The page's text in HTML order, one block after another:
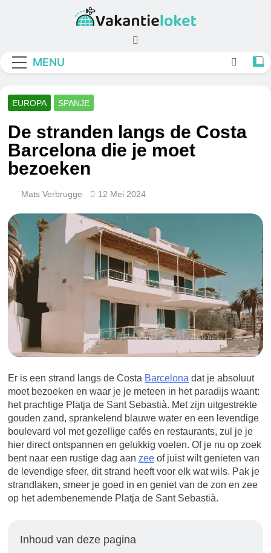
Vakantieloket
MENU
EUROPA SPANJE
De stranden langs de Costa
Barcelona die je moet
bezoeken
Mats Verbrugge 12 Mei 2024
Er is een strand langs de Costa Barcelona dat je absoluut
moet bezoeken en waar je je meteen in het paradijs waant:
het prachtige Platja de Sant Sebastià. Met zijn uitgestrekte
gouden zand, sprankelend blauwe water en een levendige
boulevard vol met gezellige cafés en restaurants, zul je je
hier direct ontspannen en gelukkig voelen. Of je nu op zoek
bent naar een rustige dag aan zee of juist wilt genieten van
de levendige sfeer, dit strand heeft voor elk wat wils. Pak je
strandlaken, smeer je goed in en geniet van de zon en zee
op het adembenemende Platja de Sant Sebastià.
Inhoud van deze pagina